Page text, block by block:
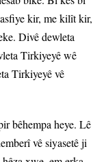
kir, me kilît kir,
Divê dewleta
Tirkiyeyê wê
Tirkiyeyê vê
bêhempa heye. Lê
vê siyasetê ji